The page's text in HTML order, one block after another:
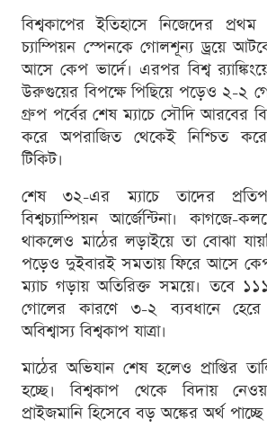
বিশ্বকাপের ইতিহাসে নিজেদের
চ্যাম্পিয়ন স্পেনকে গোলশূন্য ড্রয়ে
আসে কেপ ভার্দে। এরপর বিশ্ব
উরুগুয়ের বিপক্ষে পিছিয়ে পড়েও ২-২
গ্রুপ পর্বের শেষ ম্যাচে সৌদি আরবের
করে অপরাজিত থেকেই নিশ্চিত
টিকিট।
শেষ ৩২-এর ম্যাচে তাদের
বিশ্বচ্যাম্পিয়ন আর্জেন্টিনা। কাগজে-
থাকলেও মাঠের লড়াইয়ে তা বোঝা
পড়েও দুইবারই সমতায় ফিরে আসে কেপ
ম্যাচ গড়ায় অতিরিক্ত সময়ে। তবে
গোলের কারণে ৩-২ ব্যবধানে
অবিশ্বাস্য বিশ্বকাপ যাত্রা।
মাঠের অভিযান শেষ হলেও প্রাপ্তির
হচ্ছে। বিশ্বকাপ থেকে বিদায়
প্রাইজমানি হিসেবে বড় অঙ্কের অর্থ পাচ্ছে